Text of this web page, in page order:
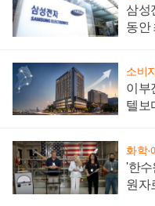
삼성
동안
소비
이부
텔보
화학·
'한수
원자